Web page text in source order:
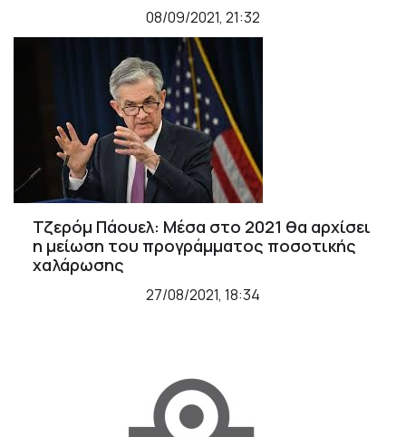
08/09/2021, 21:32
Τζερόμ Πάουελ: Μέσα στο 2021 θα αρχίσει
η μείωση του προγράμματος ποσοτικής
χαλάρωσης
27/08/2021, 18:34